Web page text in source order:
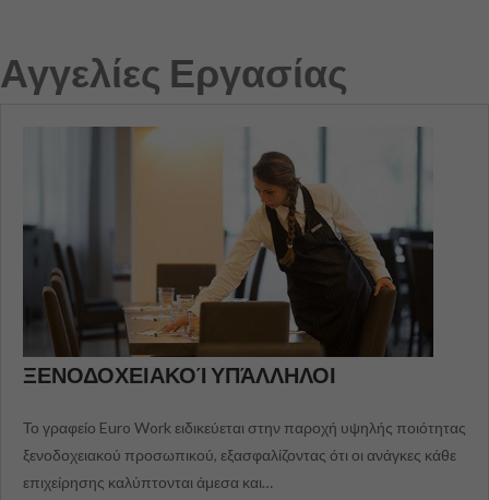
Αγγελίες Εργασίας
ΞΕΝΟΔΟΧΕΙΑΚΟΊ ΥΠΆΛΛΗΛΟΙ
Το γραφείο Euro Work ειδικεύεται στην παροχή υψηλής ποιότητας
ξενοδοχειακού προσωπικού, εξασφαλίζοντας ότι οι ανάγκες κάθε
επιχείρησης καλύπτονται άμεσα και…